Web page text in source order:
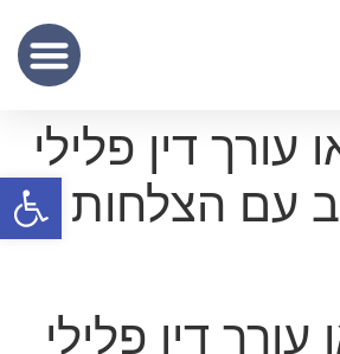
דין פלילי
עם הצלחות
דין פלילי
פתח